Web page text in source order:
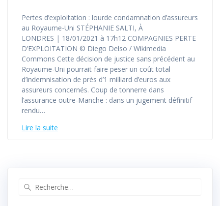
Pertes d’exploitation : lourde condamnation d’assureurs
au Royaume-Uni STÉPHANIE SALTI, À
LONDRES | 18/01/2021 à 17h12 COMPAGNIES PERTE
D’EXPLOITATION © Diego Delso / Wikimedia
Commons Cette décision de justice sans précédent au
Royaume-Uni pourrait faire peser un coût total
d’indemnisation de près d’1 milliard d’euros aux
assureurs concernés. Coup de tonnerre dans
l’assurance outre-Manche : dans un jugement définitif
rendu…
Lire la suite